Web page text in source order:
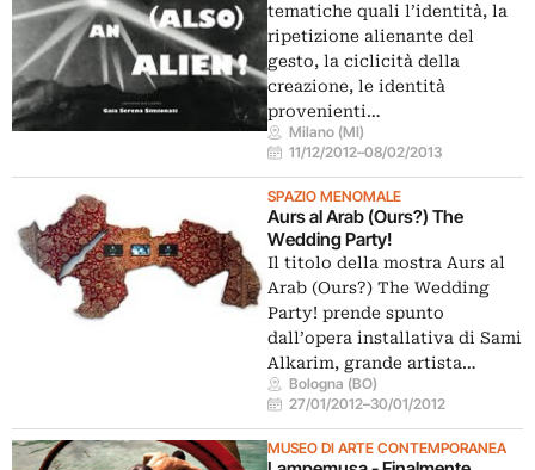
tematiche quali l’identità, la
ripetizione alienante del
gesto, la ciclicità della
creazione, le identità
provenienti…
Milano (MI)
11/12/2012–08/02/2013
SPAZIO MENOMALE
Aurs al Arab (Ours?) The
Wedding Party!
Il titolo della mostra Aurs al
Arab (Ours?) The Wedding
Party! prende spunto
dall’opera installativa di Sami
Alkarim, grande artista…
Bologna (BO)
27/01/2012–30/01/2012
MUSEO DI ARTE CONTEMPORANEA